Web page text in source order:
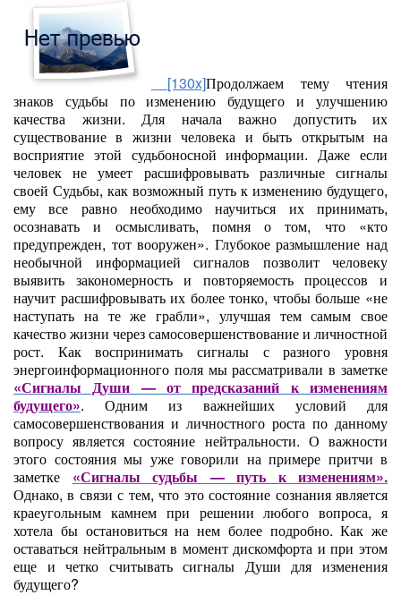
[130x]Продолжаем тему чтения
знаков судьбы по изменению будущего и улучшению
качества жизни. Для начала важно допустить их
существование в жизни человека и быть открытым на
восприятие этой судьбоносной информации. Даже если
человек не умеет расшифровывать различные сигналы
своей Судьбы, как возможный путь к изменению будущего,
ему все равно необходимо научиться их принимать,
осознавать и осмысливать, помня о том, что «кто
предупрежден, тот вооружен». Глубокое размышление над
необычной информацией сигналов позволит человеку
выявить закономерность и повторяемость процессов и
научит расшифровывать их более тонко, чтобы больше «не
наступать на те же грабли», улучшая тем самым свое
качество жизни через самосовершенствование и личностной
рост. Как воспринимать сигналы с разного уровня
энергоинформационного поля мы рассматривали в заметке
«Сигналы Души — от предсказаний к изменениям
будущего». Одним из важнейших условий для
самосовершенствования и личностного роста по данному
вопросу является состояние нейтральности. О важности
этого состояния мы уже говорили на примере притчи в
заметке «Сигналы судьбы — путь к изменениям».
Однако, в связи с тем, что это состояние сознания является
краеугольным камнем при решении любого вопроса, я
хотела бы остановиться на нем более подробно. Как же
оставаться нейтральным в момент дискомфорта и при этом
еще и четко считывать сигналы Души для изменения
будущего?